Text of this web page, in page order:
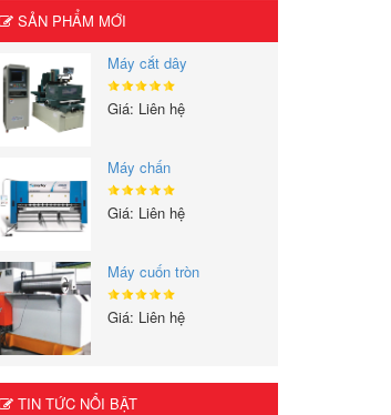
SẢN PHẨM MỚI
Máy cắt dây
Giá: Liên hệ
Máy chấn
Giá: Liên hệ
Máy cuốn tròn
Giá: Liên hệ
TIN TỨC NỔI BẬT